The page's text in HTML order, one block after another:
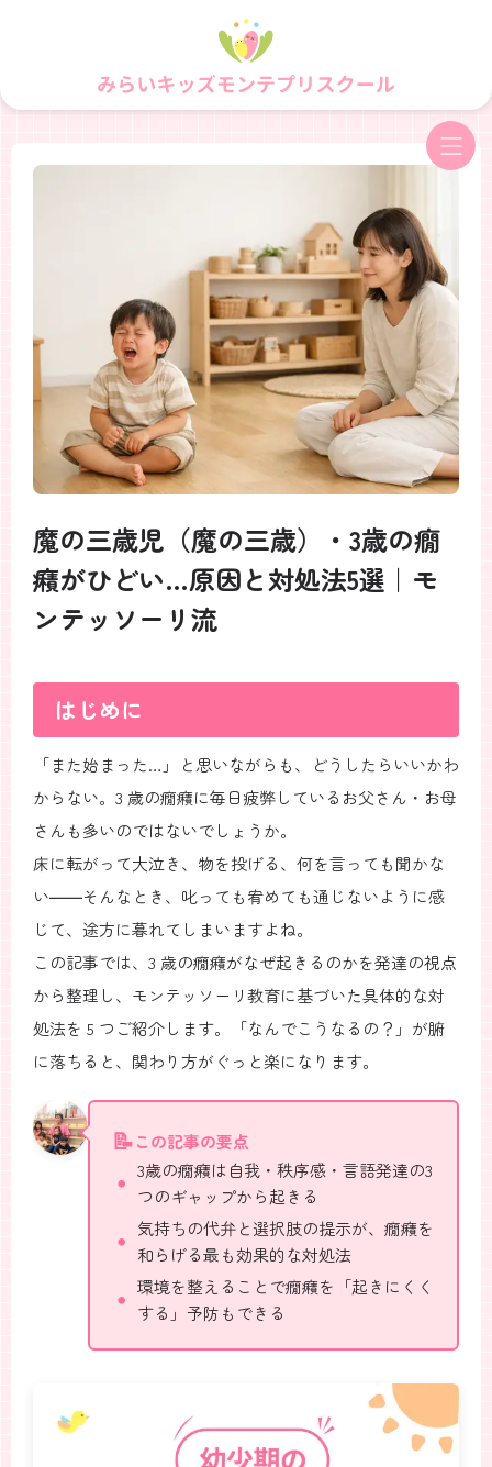
魔の三歳児（魔の三歳）・3歳の癇
癪がひどい…原因と対処法5選｜モ
ンテッソーリ流
はじめに
「また始まった…」と思いながらも、どうしたらいいかわ
からない。3 歳の癇癪に毎日疲弊しているお父さん・お母
さんも多いのではないでしょうか。
床に転がって大泣き、物を投げる、何を言っても聞かな
い――そんなとき、叱っても宥めても通じないように感
じて、途方に暮れてしまいますよね。
この記事では、3 歳の癇癪がなぜ起きるのかを発達の視点
から整理し、モンテッソーリ教育に基づいた具体的な対
処法を 5 つご紹介します。「なんでこうなるの？」が腑
に落ちると、関わり方がぐっと楽になります。
この記事の要点
3歳の癇癪は自我・秩序感・言語発達の3
つのギャップから起きる
気持ちの代弁と選択肢の提示が、癇癪を
和らげる最も効果的な対処法
環境を整えることで癇癪を「起きにくく
する」予防もできる